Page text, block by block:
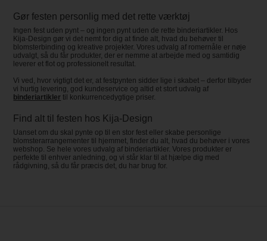
Gør festen personlig med det rette værktøj
Ingen fest uden pynt – og ingen pynt uden de rette binderiartikler. Hos
Kija-Design gør vi det nemt for dig at finde alt, hvad du behøver til
blomsterbinding og kreative projekter. Vores udvalg af romernåle er nøje
udvalgt, så du får produkter, der er nemme at arbejde med og samtidig
leverer et flot og professionelt resultat.
Vi ved, hvor vigtigt det er, at festpynten sidder lige i skabet – derfor tilbyder
vi hurtig levering, god kundeservice og altid et stort udvalg af
binderiartikler til konkurrencedygtige priser.
Find alt til festen hos Kija-Design
Uanset om du skal pynte op til en stor fest eller skabe personlige
blomsterarrangementer til hjemmet, finder du alt, hvad du behøver i vores
webshop. Se hele vores udvalg af binderiartikler. Vores produkter er
perfekte til enhver anledning, og vi står klar til at hjælpe dig med
rådgivning, så du får præcis det, du har brug for.